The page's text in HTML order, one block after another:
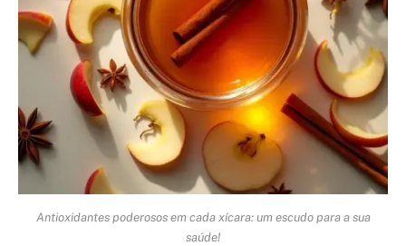
Antioxidantes poderosos em cada xícara: um escudo para a sua
saúde!